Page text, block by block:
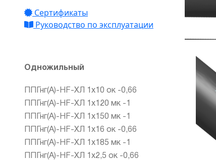
Сертификаты
Руководство по эксплуатации
Одножильный
ППГнг(А)-HF-ХЛ 1х10 ок -0,66
ППГнг(А)-HF-ХЛ 1х120 мк -1
ППГнг(А)-HF-ХЛ 1х150 мк -1
ППГнг(А)-HF-ХЛ 1х16 ок -0,66
ППГнг(А)-HF-ХЛ 1х185 мк -1
ППГнг(А)-HF-ХЛ 1х2,5 ок -0,66